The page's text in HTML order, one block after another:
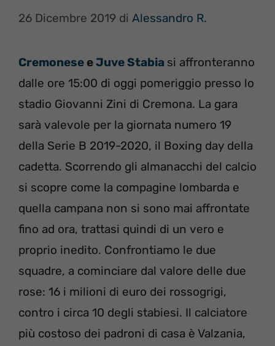
26 Dicembre 2019 di Alessandro R.
CremoneseeJuve Stabia si affronteranno
dalle ore 15:00 di oggi pomeriggio presso lo
stadio Giovanni Zini di Cremona. La gara
sarà valevole per la giornata numero 19
della Serie B 2019-2020, il Boxing day della
cadetta. Scorrendo gli almanacchi del calcio
si scopre come la compagine lombarda e
quella campana non si sono mai affrontate
fino ad ora, trattasi quindi di un vero e
proprio inedito. Confrontiamo le due
squadre, a cominciare dal valore delle due
rose: 16 i milioni di euro dei rossogrigi,
contro i circa 10 degli stabiesi. Il calciatore
più costoso dei padroni di casa è Valzania,